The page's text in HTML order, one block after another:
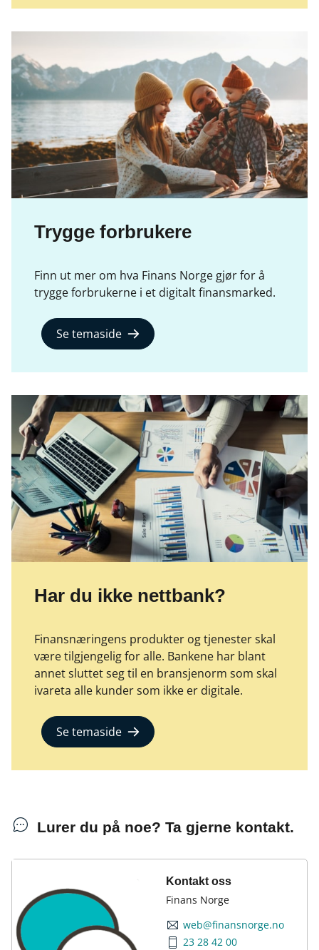
Trygge forbrukere
Finn ut mer om hva Finans Norge gjør for å
trygge forbrukerne i et digitalt finansmarked.
Se temaside
Har du ikke nettbank?
Finansnæringens produkter og tjenester skal
være tilgjengelig for alle. Bankene har blant
annet sluttet seg til en bransjenorm som skal
ivareta alle kunder som ikke er digitale.
Se temaside
Lurer du på noe? Ta gjerne kontakt.
Kontakt oss
Finans Norge
web@finansnorge.no
23 28 42 00